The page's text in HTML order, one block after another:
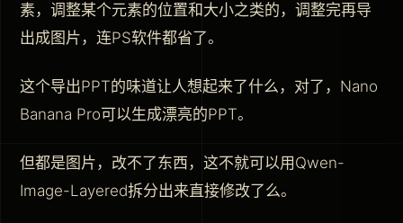
素，调整某个元素的位置和大小之类的，调整完再导
出成图片，连PS软件都省了。
这个导出PPT的味道让人想起来了什么，对了，Nano
Banana Pro可以生成漂亮的PPT。
但都是图片，改不了东西，这不就可以用Qwen-
Image-Layered拆分出来直接修改了么。